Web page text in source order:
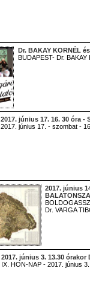
Dr. BAKAY KORNÉL
BUDAPEST- Dr.
2017. június 17. 16. 30 óra -
2017. június 17. - szombat -
2017. június
Dr. VARGA
2017. június 3. 13.30 órakor
IX. HON-NAP - 2017. június